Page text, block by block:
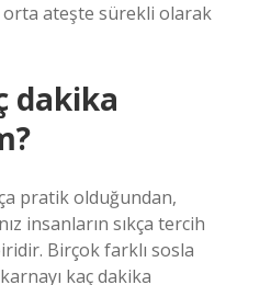
orta ateşte sürekli olarak
dakika
pratik olduğundan,
insanların sıkça tercih
Birçok farklı sosla
kaç dakika